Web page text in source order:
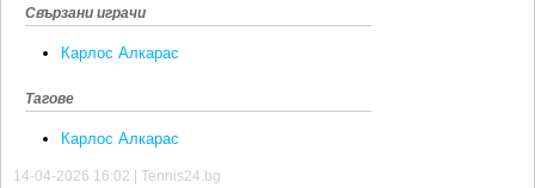
Свързани играчи
Карлос Алкарас
Тагове
Карлос Алкарас
14-04-2026 16:02 | Tennis24.bg